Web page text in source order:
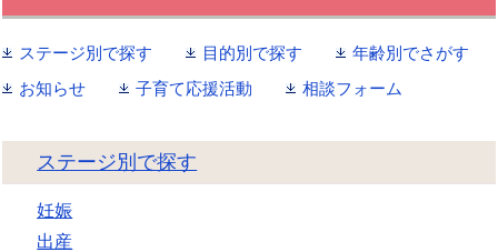
ステージ別で探す 目的別で探す
年齢別でさがす
お知らせ
子育て応援活動 相談フォーム
ステージ別で探す
妊娠
出産